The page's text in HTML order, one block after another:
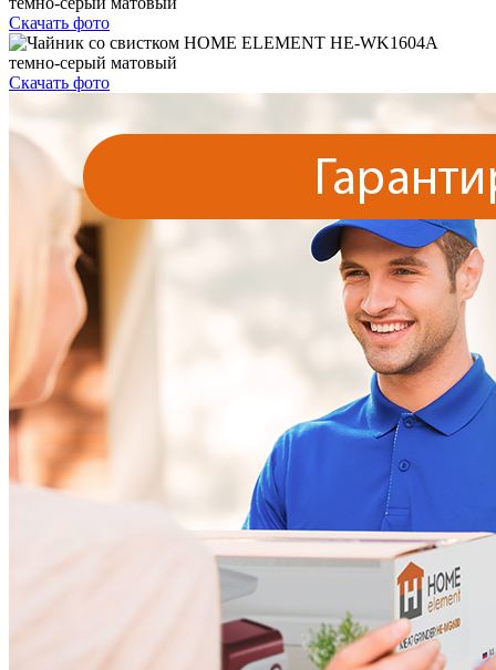
Скачать фото
Скачать фото